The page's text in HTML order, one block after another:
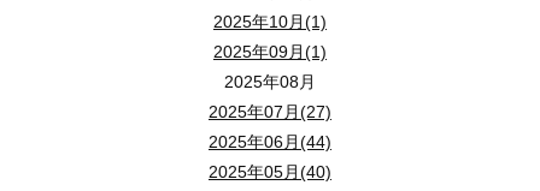
2025年10月(1)
2025年09月(1)
2025年08月
2025年07月(27)
2025年06月(44)
2025年05月(40)